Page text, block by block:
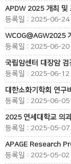
APDW 2025 개최 및
등록일 : 2025-06-24
WCOG@AGW2025
등록일 : 2025-06-20
국립암센터 대장암 검
등록일 : 2025-06-12
대한소화기학회 연구
등록일 : 2025-06-05
2025 연세대학교 의
등록일 : 2025-05-07
APAGE Research
등록일 : 2025-05-02